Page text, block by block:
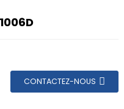
CONTACTEZ-NOUS